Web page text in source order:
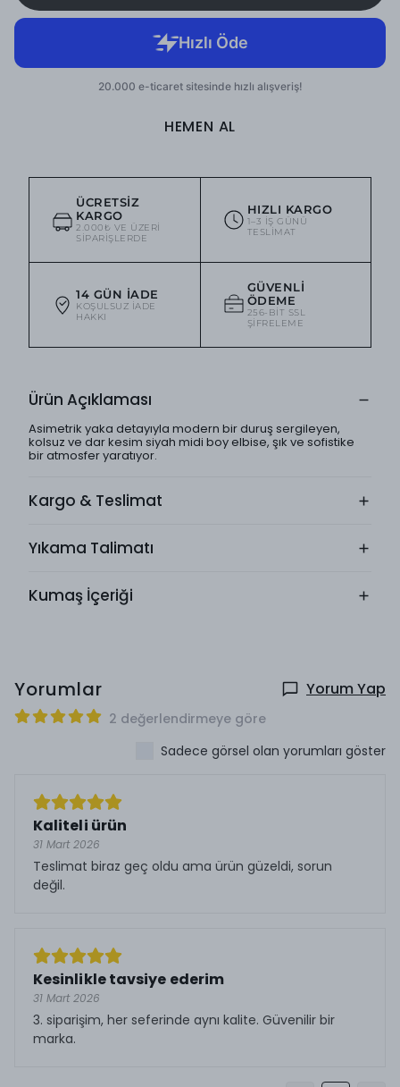
HEMEN AL
ÜCRETSIZ
KARGO
2.000₺ VE ÜZERI
SIPARIŞLERDE
HIZLI KARGO
1–3 IŞ GÜNÜ
TESLIMAT
14 GÜN İADE
KOŞULSUZ IADE
HAKKI
GÜVENLI
ÖDEME
256-BIT SSL
ŞIFRELEME
Ürün Açıklaması
Asimetrik yaka detayıyla modern bir duruş sergileyen,
kolsuz ve dar kesim siyah midi boy elbise, şık ve sofistike
bir atmosfer yaratıyor.
Kargo & Teslimat
Yıkama Talimatı
Kumaş İçeriği
Yorumlar Yorum Yap
2 değerlendirmeye göre
Sadece görsel olan yorumları göster
Kaliteli ürün
31 Mart 2026
Teslimat biraz geç oldu ama ürün güzeldi, sorun
değil.
Kesinlikle tavsiye ederim
31 Mart 2026
3. siparişim, her seferinde aynı kalite. Güvenilir bir
marka.